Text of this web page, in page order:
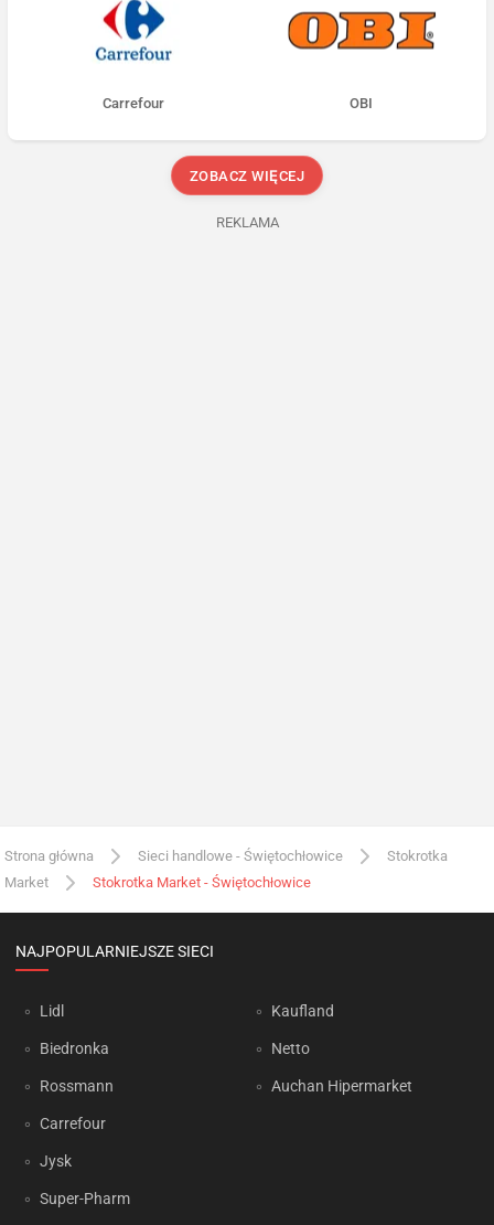
Carrefour OBI
ZOBACZ WIĘCEJ
REKLAMA
Strona główna Sieci handlowe - Świętochłowice
Stokrotka
Market
Stokrotka Market - Świętochłowice
NAJPOPULARNIEJSZE SIECI
Lidl
Biedronka
Rossmann
Carrefour
Jysk
Super-Pharm
Kaufland
Netto
Auchan Hipermarket